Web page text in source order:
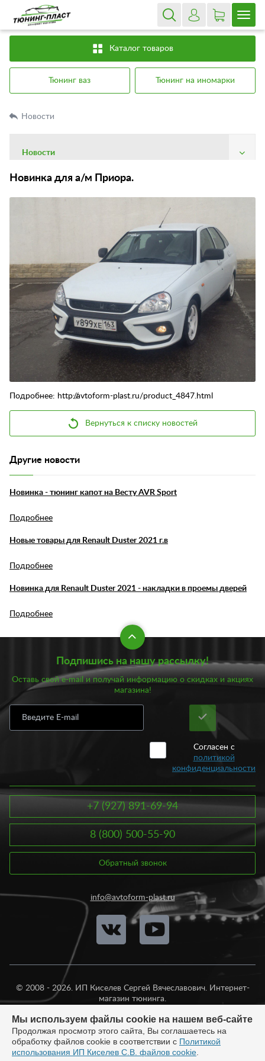
Каталог товаров
Тюнинг ваз Тюнинг на иномарки
Новости
Новости
Доставка
Контакты
Новинка для а/м Приора.
Подробнее: http://avtoform-plast.ru/product_4847.html
Вернуться к списку новостей
Другие новости
Новинка - тюнинг капот на Весту AVR Sport
Подробнее
Новые товары для Renault Duster 2021 г.в
Подробнее
Новинка для Renault Duster 2021 - накладки в проемы дверей
Подробнее
Подпишись на нашу рассылку!
Оставь свой e-mail и получай информацию о скидках и акциях
магазина!
Согласен с
политикой
конфиденциальности
+7 (927) 891-69-94
8 (800) 500-55-90
Обратный звонок
info@avtoform-plast.ru
© 2008 - 2026. ИП Киселев Сергей Вячеславович. Интернет-
магазин тюнинга.
Мы используем файлы cookie на нашем веб-сайте
Продолжая просмотр этого сайта, Вы соглашаетесь на
обработку файлов cookie в соответствии с Политикой
использования ИП Киселев С.В. файлов cookie